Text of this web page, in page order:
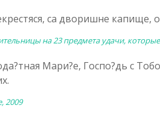
са дворишне капище,
на 23 предмета удачи,
Мари?е, Госпо?дь с
2009